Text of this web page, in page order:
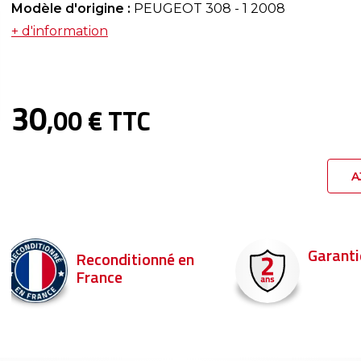
Modèle d'origine : PEUGEOT 308 - 1 2008
+ d'information
30,00 € TTC
Garantie 2 ans Livraison en
Commandez
pour être livré